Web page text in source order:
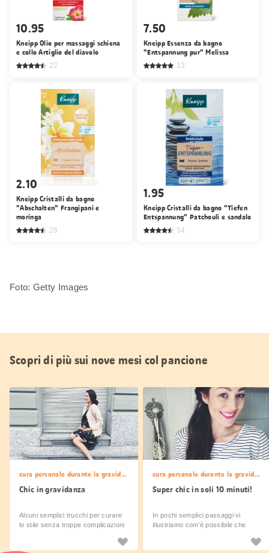
10.95
Kneipp Olio per massaggi schiena
e collo Artiglio del diavolo
22
7.50
Kneipp Essenza da bagno
"Entspannung pur" Melissa
13
2.10
Kneipp Cristalli da bagno
"Abschalten" Frangipani e
moringa
28
1.95
Kneipp Cristalli da bagno "Tiefen
Entspannung" Patchouli e sandalo
54
Foto: Getty Images
Scopri di più sui nove mesi col pancione
cura personale durante la gravidanza
Chic in gravidanza
Alcuni semplici trucchi per curare
lo stile senza troppe complicazioni
cura personale durante la gravidanza
Super chic in soli 10 minuti!
In pochi semplici passaggi vi
illustriamo com’è possibile che